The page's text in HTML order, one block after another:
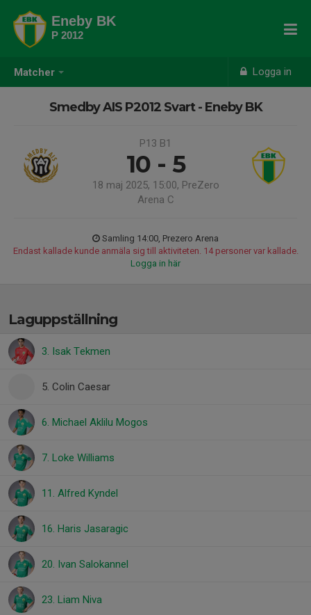
Matcher Logga in
Eneby BK
P 2012
Smedby AIS P2012 Svart - Eneby BK
P13 B1
10 - 5
18 maj 2025, 15:00, PreZero
Arena C
Samling 14:00, Prezero Arena
Endast kallade kunde anmäla sig till aktiviteten. 14 personer var kallade.
Logga in här
Laguppställning
3. Isak Tekmen
5. Colin Caesar
6. Michael Aklilu Mogos
7. Loke Williams
11. Alfred Kyndel
16. Haris Jasaragic
20. Ivan Salokannel
23. Liam Niva